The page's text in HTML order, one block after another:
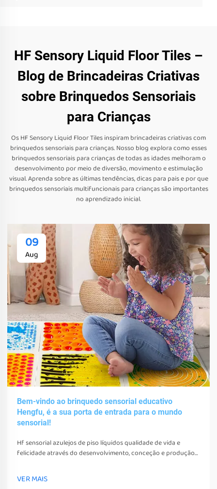
HF Sensory Liquid Floor Tiles –
Blog de Brincadeiras Criativas
sobre Brinquedos Sensoriais
para Crianças
Os HF Sensory Liquid Floor Tiles inspiram brincadeiras criativas com
brinquedos sensoriais para crianças. Nosso blog explora como esses
brinquedos sensoriais para crianças de todas as idades melhoram o
desenvolvimento por meio de diversão, movimento e estimulação
visual. Aprenda sobre as últimas tendências, dicas para pais e por que
brinquedos sensoriais multifuncionais para crianças são importantes
no aprendizado inicial.
09
Aug
Bem-vindo ao brinquedo sensorial educativo
Hengfu, é a sua porta de entrada para o mundo
sensorial!
Hf sensorial azulejos de piso líquidos qualidade de vida e
felicidade através do desenvolvimento, conceção e produção
estimular os seus sentidos
VER MAIS